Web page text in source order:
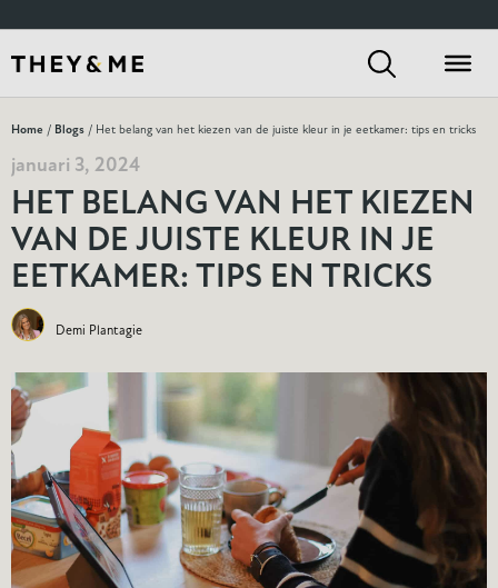
Home / Blogs / Het belang van het kiezen van de juiste kleur in je eetkamer: tips en tricks
januari 3, 2024
HET BELANG VAN HET KIEZEN
VAN DE JUISTE KLEUR IN JE
EETKAMER: TIPS EN TRICKS
Demi Plantagie